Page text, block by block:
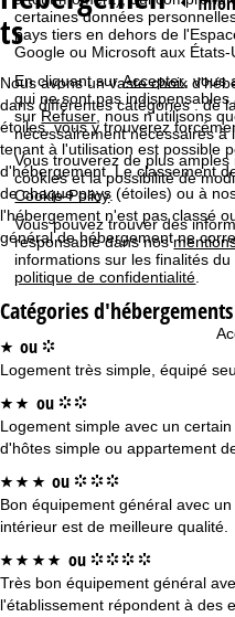
certaines données
pays tiers en dehors de
Google ou Microsoft aux États-
En cliquant surAccepter, vous
qui ne sont pas
surRefuser, nous n'utilisons
nécessairement nécessaires à
Vous trouverez de plus
cookies et la possibilité de
Cookie-Policy.
Vous pouvez trouver des
responsable dans nos
informations sur les finalités
politique de confidentialité
g
e
d
'
a
c
c
u
e
i
l
ts
Nous avons un vaste choix
dans différentes catégories : de
étoiles, vous y trouverez
tenant à l'utilisation est possible
d'hébergement. Le classement
de chaque pays (étoiles) ou à
l'hébergement n'est pas classé
général de hébergement ne
Catégories d'hébergements
* ou °
Logement très simple, équipé
** ou ° °
Logement simple avec un
d'hôtes simple ou appartement
** * ou ° ° °
Bon équipement général avec
intérieur est de meilleure qualité.
** ** ou ° ° ° °
Très bon équipement général
l'établissement répondent à des